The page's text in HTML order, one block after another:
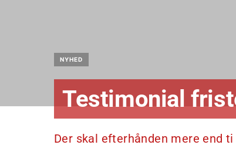
NYHED
Testimonial
Der skal efterhånden mere end